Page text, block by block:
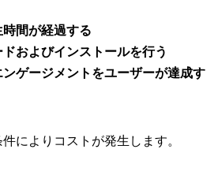
時間が経過する
ドおよびインストールを行う
ンゲージメントをユーザーが達成す
によりコストが発生します。